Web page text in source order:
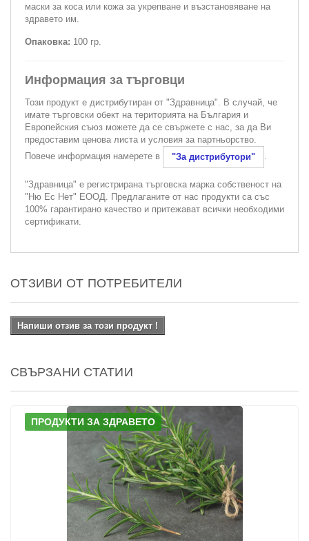
маски за коса или кожа за укрепване и възстановяване на
здравето им.
Опаковка: 100 гр.
Информация за търговци
Този продукт е дистрибутиран от "Здравница". В случай, че
имате търговски обект на територията на България и
Европейския съюз можете да се свържете с нас, за да Ви
предоставим ценова листа и условия за партньорство.
Повече информация намерете в
"За дистрибутори" .
"Здравница" е регистрирана търговска марка собственост на
"Ню Ес Нет" ЕООД. Предлаганите от нас продукти са със
100% гарантирано качество и притежават всички необходими
сертификати.
ОТЗИВИ ОТ ПОТРЕБИТЕЛИ
Напиши отзив за този продукт !
СВЪРЗАНИ СТАТИИ
ПРОДУКТИ ЗА ЗДРАВЕТО